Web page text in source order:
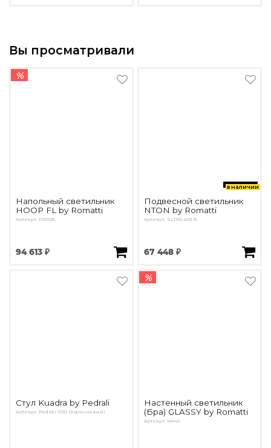
Вы просматривали
%
Напольный светильник
HOOP FL by Romatti
Артикул: PD1635
94 613 ₽
в наличии
Подвесной светильник
NTON by Romatti
Артикул: SL1165.403.15
67 448 ₽
Стул Kuadra by Pedrali
Артикул: Pedrali 1010 (Коричневый)
%
Настенный светильник
(Бра) GLASSY by Romatti
Артикул: W449